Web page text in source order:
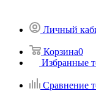
Личный
Корзина0
Избранные
Сравнение